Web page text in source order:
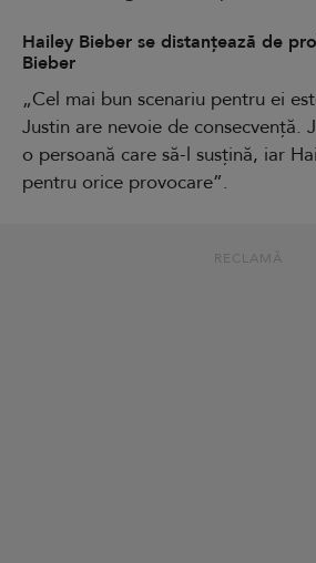
Hailey Bieber se distanțează de
Bieber
„Cel mai bun scenariu pentru ei
Justin are nevoie de consecvență.
o persoană care să-l susțină, iar
pentru orice provocare”.
RECLAMĂ